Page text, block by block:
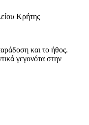
Κρήτης
και το ήθος.
γεγονότα στην